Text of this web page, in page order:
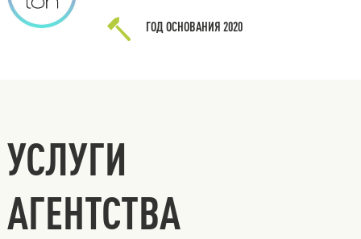
ГОД ОСНОВАНИЯ 2020
УСЛУГИ
АГЕНТСТВА